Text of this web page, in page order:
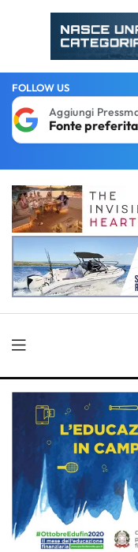
FOLLOW US
Aggiungi
Fonte